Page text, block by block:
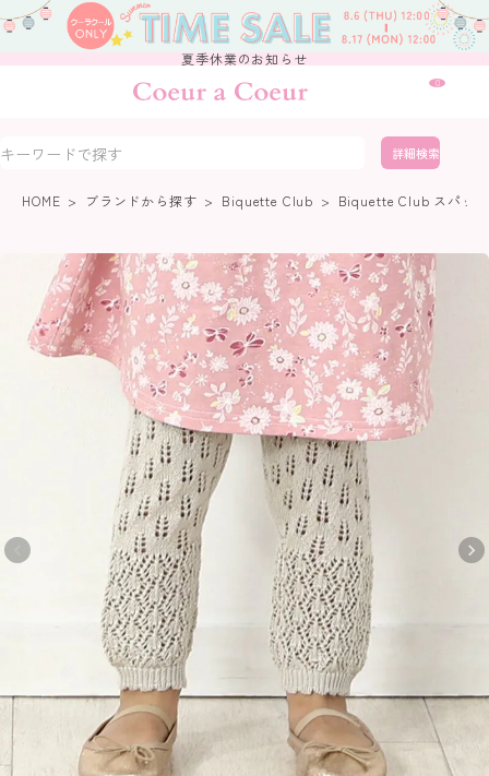
夏季休業のお知らせ
0
詳細検索
HOME ブランドから探す Biquette Club Biquette Club スパッツ